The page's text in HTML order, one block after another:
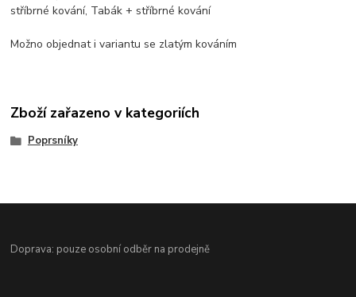
stříbrné kování, Tabák + stříbrné kování
Možno objednat i variantu se zlatým kováním
Zboží zařazeno v kategoriích
Poprsníky
Doprava: pouze osobní odběr na prodejně